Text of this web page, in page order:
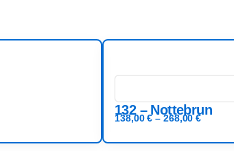
132 – Nottebrun
138,00€–268,00€